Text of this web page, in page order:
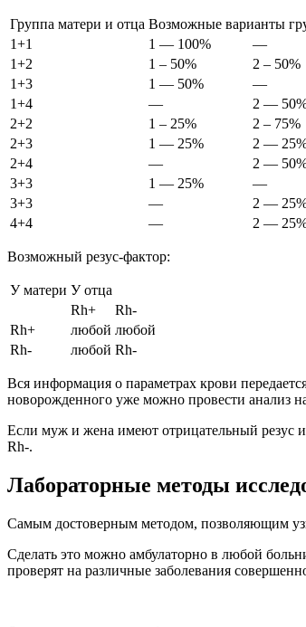
Группа матери и отца Возможные варианты
1+1
1 — 100% —
1+2
1 – 50% 2 – 50%
1+3
1 — 50% —
1+4
— 2 —
2+2
1 – 25% 2 – 75%
2+3
1 — 25% 2 —
2+4
— 2 —
3+3
1 — 25% —
3+3
— 2 —
4+4
— 2 —
Возможный резус-фактор:
У матери У отца
Rh+
Rh-
Rh+
любой любой
Rh-
любой Rh-
Вся информация о параметрах крови
новорожденного уже можно провести анализ
Если муж и жена имеют отрицательный резус
Rh-.
Лабораторные методы
Самым достоверным методом, позволяющим
Сделать это можно амбулаторно в любой
проверят на различные заболевания